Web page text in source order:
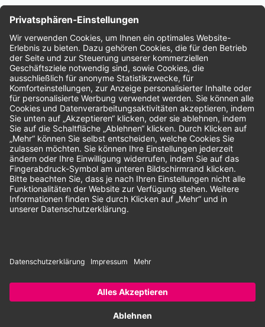
Bewertungen
Unsere Zahlungsarten:
Rechnung SEPA-Lastschrift Vorkasse